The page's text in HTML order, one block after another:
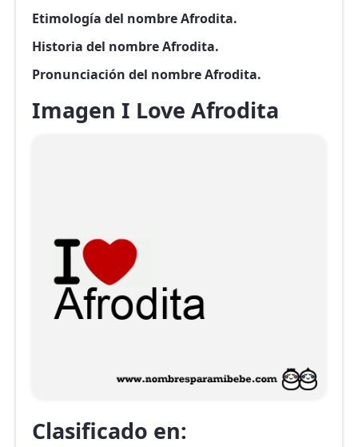
Etimología del nombre Afrodita.
Historia del nombre Afrodita.
Pronunciación del nombre Afrodita.
Imagen I Love Afrodita
Clasificado en: